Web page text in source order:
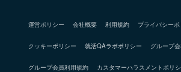
運営ポリシー 会社概要 利用規約 プライバシー
クッキーポリシー 就活QAラボポリシー グループ
グループ会員利用規約 カスタマーハラスメントポリ